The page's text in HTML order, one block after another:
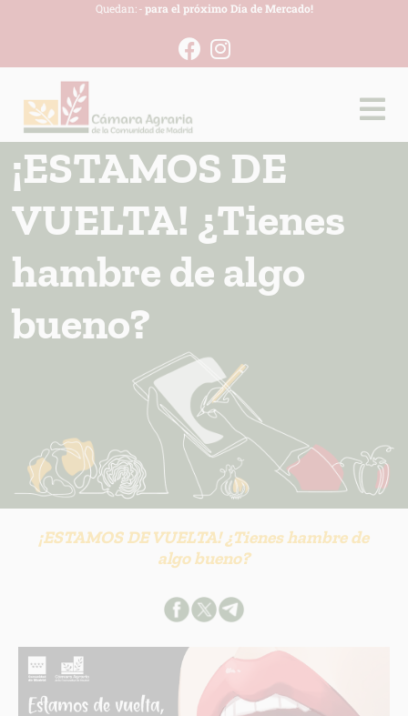
Quedan: -para el próximo Día de Mercado!
¡ESTAMOS DE
VUELTA! ¿Tienes
hambre de algo
bueno?
¡ESTAMOS DE VUELTA! ¿Tienes hambre de
algo bueno?